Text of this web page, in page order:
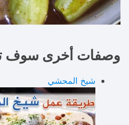
وصفات أخرى سوف
شيخ المحشي